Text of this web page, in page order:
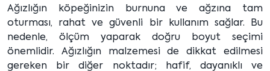
Ağızlığın köpeğinizin burnuna ve ağzına tam
oturması, rahat ve güvenli bir kullanım sağlar. Bu
nedenle, ölçüm yaparak doğru boyut seçimi
önemlidir. Ağızlığın malzemesi de dikkat edilmesi
gereken bir diğer noktadır; hafif, dayanıklı ve